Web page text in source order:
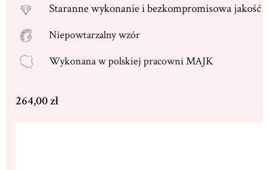
Starannewykonanie i bezkompromisowa jakość
Niepowtarzalny wzór
Wykonana wpolskiej pracowni MAJK
Cena
264,00 zł